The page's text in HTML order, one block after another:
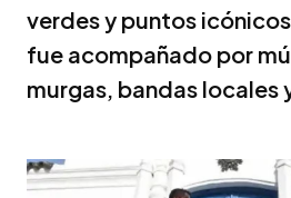
verdes y puntos
fue acompañado por
murgas, bandas locales